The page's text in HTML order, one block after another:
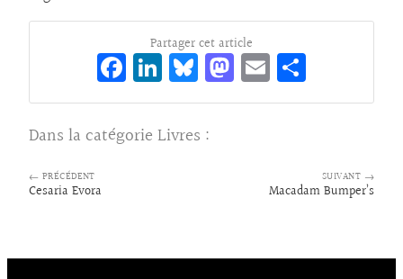
Partager cet article
Fa
ce
bo
o
Li
n
ke
dI
Bl
ue
sk
y
M
as
E
m rt
Dans la catégorie Livres :
← PRÉCÉDENT
Cesaria Evora
SUIVANT →
Macadam Bumper’s